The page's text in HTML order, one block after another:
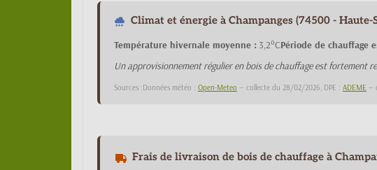
Climat et énergie à Champanges (74500 - Haute-
Température hivernale moyenne : 3,2°CPériode de chauffage
Un approvisionnement régulier en bois de chauffage est fortement
Sources :Données météo : Open-Meteo — collecte du 28/02/2026, DPE : ADEME —
Frais de livraison de bois de chauffage à